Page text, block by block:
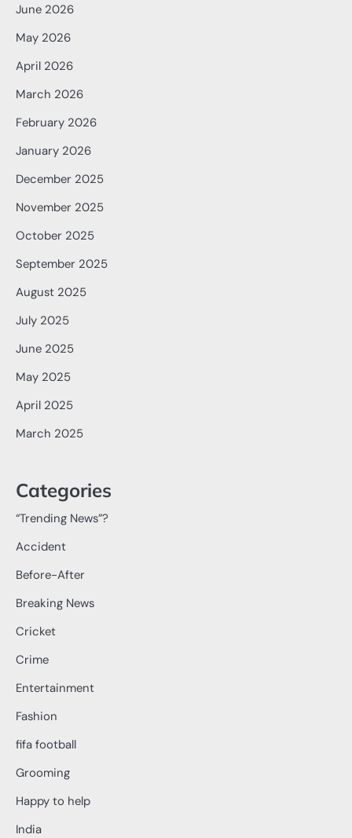
June 2026
May 2026
April 2026
March 2026
February 2026
January 2026
December 2025
November 2025
October 2025
September 2025
August 2025
July 2025
June 2025
May 2025
April 2025
March 2025
Categories
“Trending News”?
Accident
Before-After
Breaking News
Cricket
Crime
Entertainment
Fashion
fifa football
Grooming
Happy to help
India